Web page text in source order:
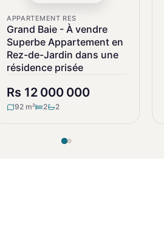
APPARTEMENT RES
Grand Baie - À vendre
Superbe Appartement en
Rez-de-Jardin dans une
résidence prisée
Rs 12 000 000
92 m² 2 2